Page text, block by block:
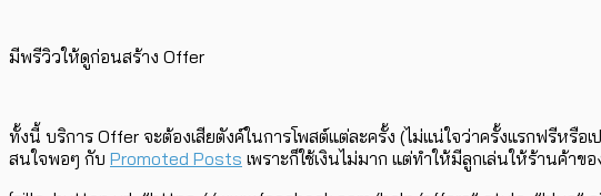
มีพรีวิวให้ดูก่อนสร้าง Offer
ทั้งนี้ บริการ Offer จะต้องเสียตังค์ในการโพสต์แต่ละครั้ง (ไม่แน่ใจว่าครั้งแรกฟรีหรื
สนใจพอๆ กับ Promoted Posts เพราะก็ใช้เงินไม่มาก แต่ทำให้มีลูกเล่นให้ร้านค้าข